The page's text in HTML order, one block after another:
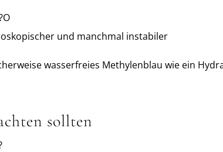
und manchmal instabiler
wasserfreies Methylenblau wie ein
sollten